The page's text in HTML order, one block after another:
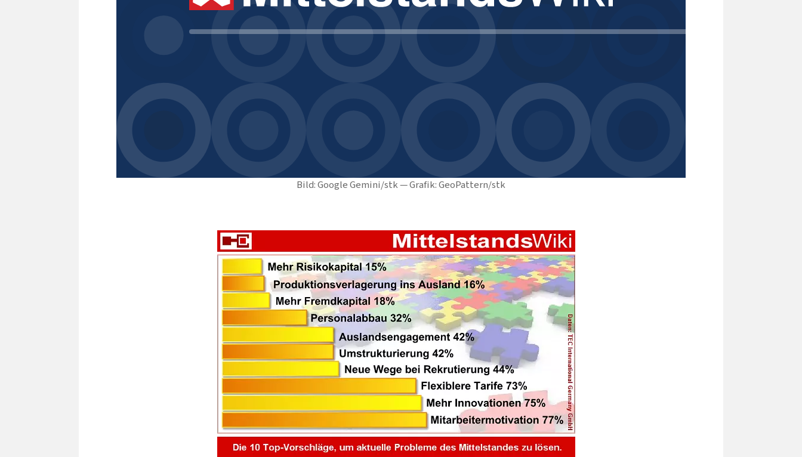
Bild: Google Gemini/stk — Grafik: GeoPattern/stk